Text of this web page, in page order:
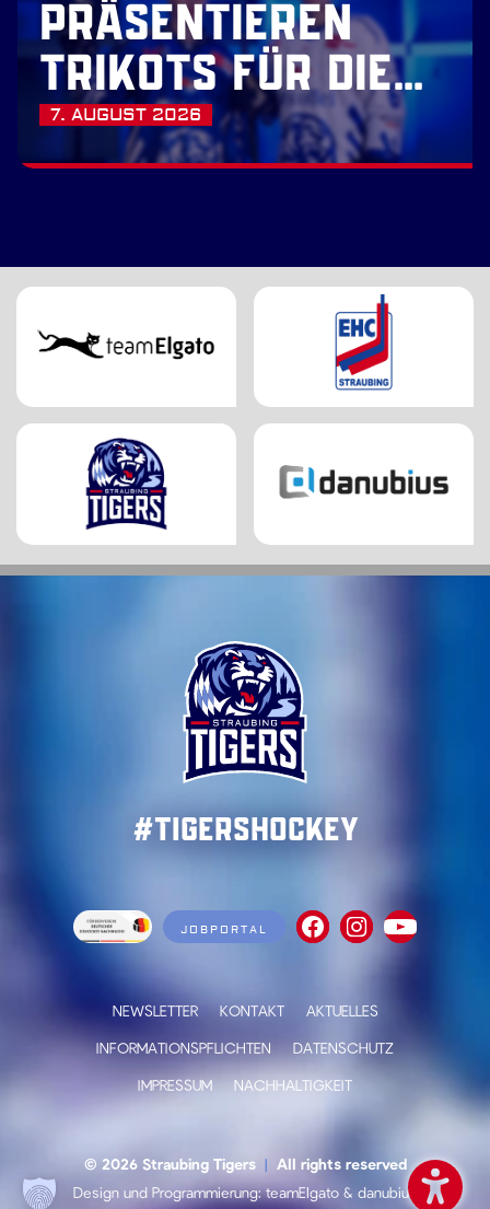
PRÄSENTIEREN
TRIKOTS FÜR DIE
SAISON 2026/27
7. AUGUST 2026
#TigersHockey
JOBPORTAL
NEWSLETTER KONTAKT
AKTUELLES
INFORMATIONSPFLICHTEN
DATENSCHUTZ
IMPRESSUM
NACHHALTIGKEIT
© 2026 Straubing Tigers | All rights reserved
Design und Programmierung: teamElgato & danubius